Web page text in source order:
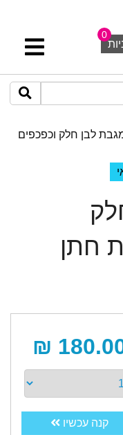
0
לבן חלק וכפכפים
חתן
180.00
קנה עכשיו